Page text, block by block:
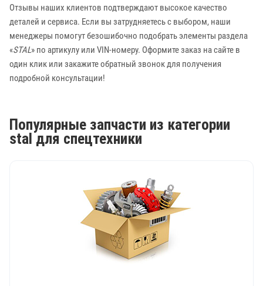
Отзывы наших клиентов подтверждают высокое качество
деталей и сервиса. Если вы затрудняетесь с выбором, наши
менеджеры помогут безошибочно подобрать элементы раздела
«STAL» по артикулу или VIN-номеру. Оформите заказ на сайте в
один клик или закажите обратный звонок для получения
подробной консультации!
Популярные запчасти из категории
stal для спецтехники